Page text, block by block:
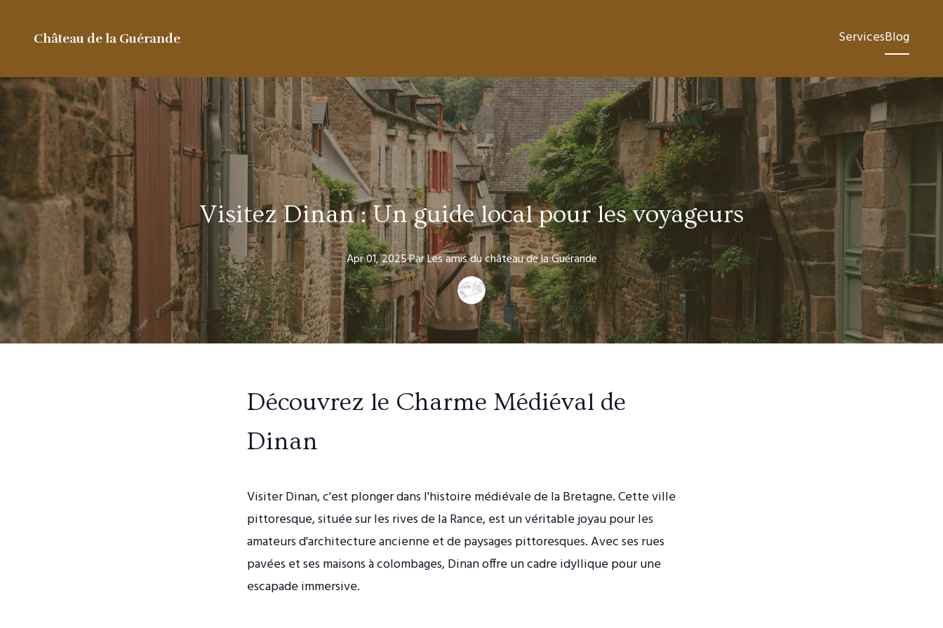
Château de la Guérande ServicesBlog
Visitez Dinan : Un guide local pour les voyageurs
Apr 01, 2025·ParLes amisdu château de la Guérande
Découvrez le Charme Médiéval de
Dinan
Visiter Dinan, c'est plonger dans l'histoire médiévale de la Bretagne. Cette ville
pittoresque, située sur les rives de la Rance, est un véritable joyau pour les
amateurs d'architecture ancienne et de paysages pittoresques. Avec ses rues
pavées et ses maisons à colombages, Dinan offre un cadre idyllique pour une
escapade immersive.